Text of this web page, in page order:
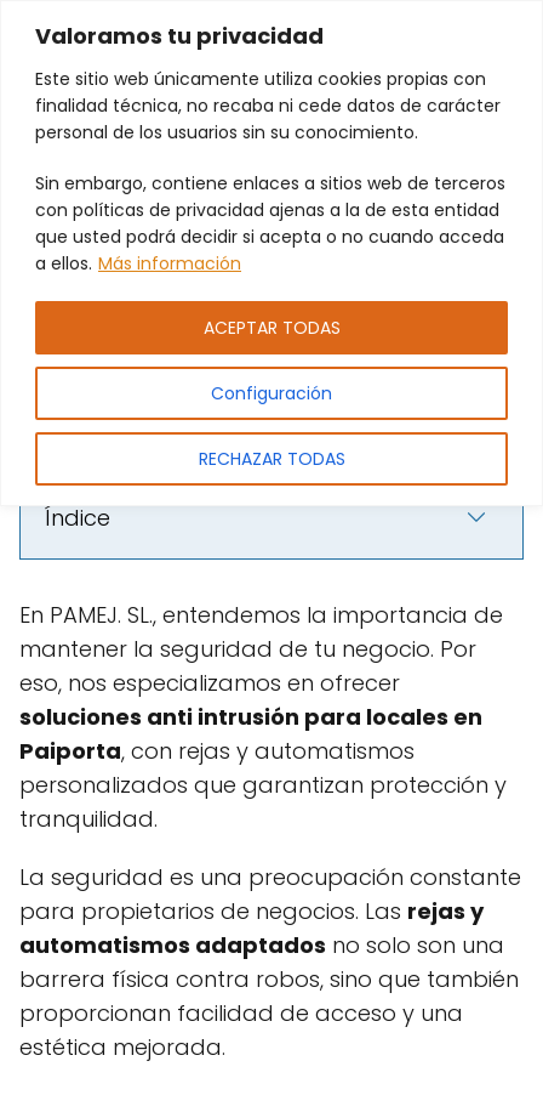
Valoramos tu privacidad
Este sitio web únicamente utiliza cookies propias con
finalidad técnica, no recaba ni cede datos de carácter
personal de los usuarios sin su conocimiento.
Sin embargo, contiene enlaces a sitios web de terceros
con políticas de privacidad ajenas a la de esta entidad
que usted podrá decidir si acepta o no cuando acceda
a ellos. Más información
Configuración
RECHAZAR TODAS
ACEPTAR TODAS
Soluciones anti intrusión para
locales en Paiporta: rejas y
automatismos adaptados con
PAMEJ. SL.
Índice
En PAMEJ. SL., entendemos la importancia de
mantener la seguridad de tu negocio. Por
eso, nos especializamos en ofrecer
soluciones anti intrusión para locales en
Paiporta, con rejas y automatismos
personalizados que garantizan protección y
tranquilidad.
La seguridad es una preocupación constante
para propietarios de negocios. Las rejas y
automatismos adaptados no solo son una
barrera física contra robos, sino que también
proporcionan facilidad de acceso y una
estética mejorada.